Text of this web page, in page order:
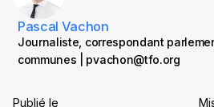
Pascal Vachon
Journaliste, correspondant
communes | pvachon@tfo.org
Publié le